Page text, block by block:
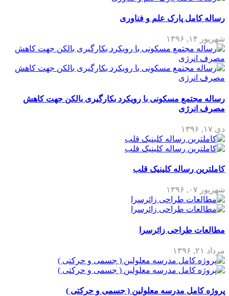
رساله کامل پارک علم و فناوری
شهریور ۱۴, ۱۳۹۶
رساله مجتمع مسکونی با رویکرد بکارگیری بالکن جهت کاهش
مصرف انرژی
دی ۱۷, ۱۳۹۶
کاملترین رساله کلینیک قلب
شهریور ۰۷, ۱۳۹۶
مطالعات طراحی زائرسرا
مرداد ۲۱, ۱۳۹۶
پروژه کامل مدرسه معلولین ( جسمی و حرکتی )